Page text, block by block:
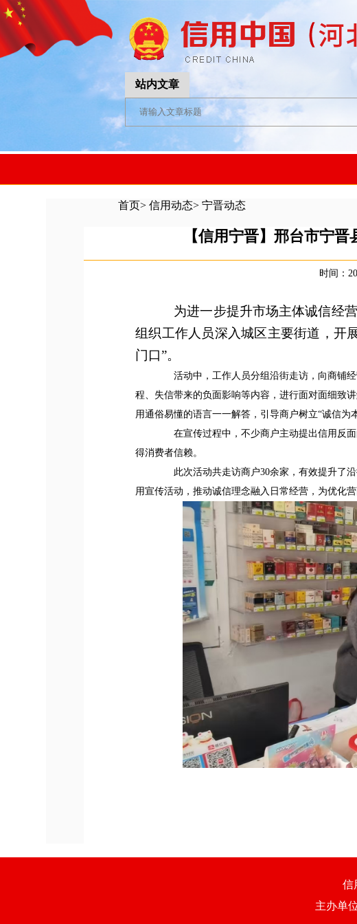
站内文章
首页> 信用动态> 宁晋动态
【信用宁晋】邢台市宁
时间：
为进一步提升市场主体诚信经
组织工作人员深入城区主要街道，开
门口”。
活动中，工作人员分组沿街走访，向商铺经
程、失信带来的负面影响等内容，进行面对面细致
用通俗易懂的语言一一解答，引导商户树立“诚信为
在宣传过程中，不少商户主动提出信用反面
得消费者信赖。
此次活动共走访商户30余家，有效提升了沿
用宣传活动，推动诚信理念融入日常经营，为优化
信
主办单